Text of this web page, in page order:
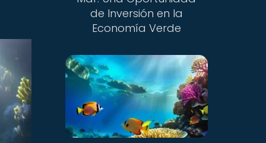
de Inversión en la
Economía Verde